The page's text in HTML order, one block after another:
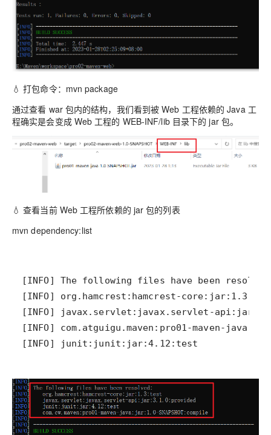
💧 打包命令：mvn package
通过查看 war 包内的结构，我们看到被 Web 工程依赖的 Java 工
程确实是会变成 Web 工程的 WEB-INF/lib 目录下的 jar 包。
💧 查看当前 Web 工程所依赖的 jar 包的列表
mvn dependency:list
[INFO] junit:junit:jar:4.12:test